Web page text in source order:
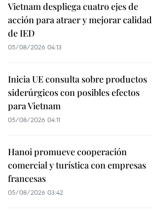
Vietnam despliega cuatro ejes de
acción para atraer y mejorar calidad
de IED
05/08/2026 04:13
Inicia UE consulta sobre productos
siderúrgicos con posibles efectos
para Vietnam
05/08/2026 04:11
Hanoi promueve cooperación
comercial y turística con empresas
francesas
05/08/2026 03:42